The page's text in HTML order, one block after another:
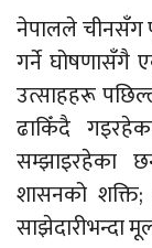
नेपालले चीनसँग
गर्ने घोषणासँगै
उत्साहहरू
ढाकिँदै
सम्झाइरहेका
शासनको शक्ति;
साझेदारीभन्दा